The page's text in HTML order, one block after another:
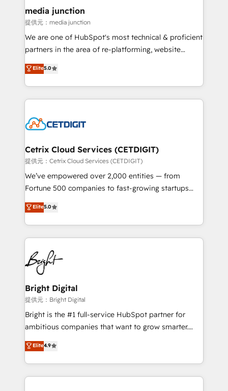
Mexico, USA, and Portugal—we've executed over a
hundred successful operations. Our approach,
rooted in RevOps principles, integrates analysis,
training, planning, and qualification. Leveraging
inbound marketing tactics, we focus on
understanding, nurturing, and converting leads.
competitive market.
media junction
提供元：media junction
We are one of HubSpot's most technical & proficient
partners in the area of re-platforming, website
design & development. We specialize in multi-hub
implementations for mid-market & enterprise
companies. We are woman-owned, powered by
coffee, and we ❤️ dogs. We produce award-winning
Impact Award 🏆2022 Technical Expertise Impact
Award 🏆2020 Elite Solutions Partner 🏆2019
Integrations HubSpot Impact Award 🏆2019
Marketing Enablement HubSpot Impact Award 🏆
2018 Website Design HubSpot Impact Award 🏆2017
Growth-Driven Design Agency of the Year 🏆2016
Sales Enablement HubSpot Impact Award 🏆2015
HubSpot COS Performance Award 🏆2014 HubSpot
COS Design Award 🏆2013 HubSpot Marketplace
Partner 📆Founded in 1997
Elite5.0
Cetrix Cloud Services (CETDIGIT)
提供元：Cetrix Cloud Services (CETDIGIT)
We’ve empowered over 2,000 entities — from
Fortune 500 companies to fast-growing startups
and nonprofits — to streamline operations, scale
revenue, and unlock the full potential of HubSpot.
With deep technical and industry expertise, we fuse
automation, integration, and AI innovation to deliver
lasting impact. We specialize in: • Turnkey and end-
to-end HubSpot implementations • Onboarding for
Sales, Service, Marketing & Content Hubs • AI voice
and chat agents, predictive automation, and smart
workflows • Salesforce + HubSpot integration •
RevOps and AI-driven sales enablement • Website
design and CMS development • ERP integration: SAP,
and CRM migration from any platform •
Client/member portals built on HubSpot • Custom
Elite5.0
Bright Digital
提供元：Bright Digital
Bright is the #1 full-service HubSpot partner for
ambitious companies that want to grow smarter.
From HubSpot onboarding, to training, from
developing a new website to lead generation and
digital marketing; we do it all (and with great
results)! In short, our services include: - HubSpot
Elite4.9